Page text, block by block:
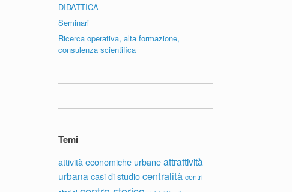
DIDATTICA
Seminari
Ricerca operativa, alta formazione,
consulenza scientifica
Temi
attività economiche urbane attrattività
urbana casi di studio centralità centri